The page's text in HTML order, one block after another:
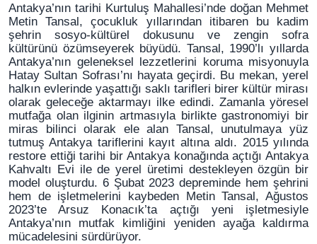
Antakya’nın tarihi Kurtuluş Mahallesi’nde doğan Mehmet
Metin Tansal, çocukluk yıllarından itibaren bu kadim
şehrin sosyo-kültürel dokusunu ve zengin sofra
kültürünü özümseyerek büyüdü. Tansal, 1990’lı yıllarda
Antakya’nın geleneksel lezzetlerini koruma misyonuyla
Hatay Sultan Sofrası’nı hayata geçirdi. Bu mekan, yerel
halkın evlerinde yaşattığı saklı tarifleri birer kültür mirası
olarak geleceğe aktarmayı ilke edindi. Zamanla yöresel
mutfağa olan ilginin artmasıyla birlikte gastronomiyi bir
miras bilinci olarak ele alan Tansal, unutulmaya yüz
tutmuş Antakya tariflerini kayıt altına aldı. 2015 yılında
restore ettiği tarihi bir Antakya konağında açtığı Antakya
Kahvaltı Evi ile de yerel üretimi destekleyen özgün bir
model oluşturdu. 6 Şubat 2023 depreminde hem şehrini
hem de işletmelerini kaybeden Metin Tansal, Ağustos
2023’te Arsuz Konacık’ta açtığı yeni işletmesiyle
Antakya’nın mutfak kimliğini yeniden ayağa kaldırma
mücadelesini sürdürüyor.